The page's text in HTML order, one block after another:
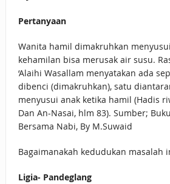
Pertanyaan
Wanita hamil dimakruhkan
kehamilan bisa merusak air susu.
‘Alaihi Wasallam menyatakan ada
dibenci (dimakruhkan), satu
menyusui anak ketika hamil (Hadis
Dan An-Nasai, hlm 83). Sumber;
Bersama Nabi, By M.Suwaid
Bagaimanakah kedudukan masalah
Ligia- Pandeglang